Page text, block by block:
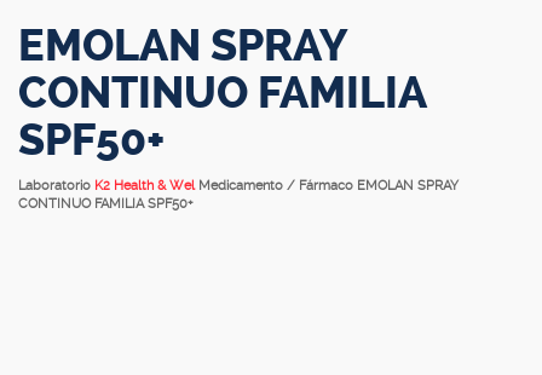
EMOLAN SPRAY
CONTINUO FAMILIA
SPF50+
Laboratorio K2 Health & Wel Medicamento / Fármaco EMOLAN SPRAY
CONTINUO FAMILIA SPF50+